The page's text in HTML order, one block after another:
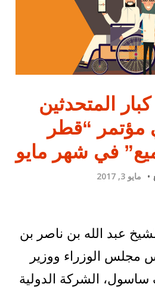
المتحدثين
“قطر
في شهر مايو
مايو 3, 2017
عبد الله بن ناصر بن
مجلس الوزراء ووزير
ساسول، الشركة الدولية